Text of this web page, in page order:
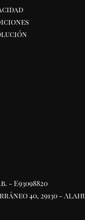
- E93098820
40, 29130 -